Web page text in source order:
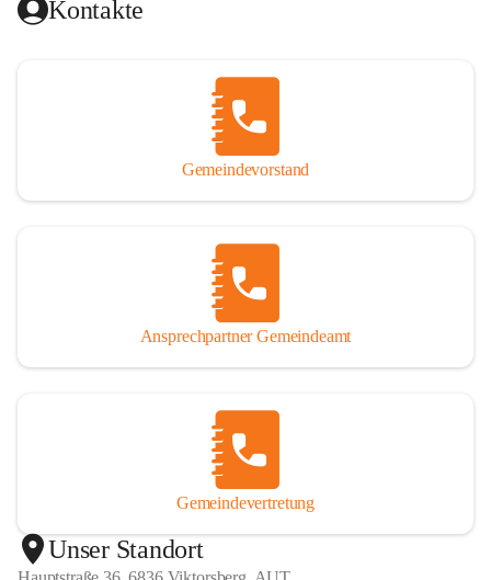
Kontakte
Gemeindevorstand
Ansprechpartner Gemeindeamt
Gemeindevertretung
Unser Standort